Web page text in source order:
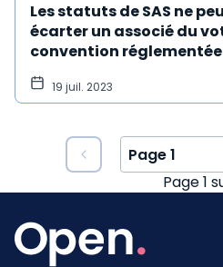
Les statuts de SAS ne
écarter un associé du
convention réglementée
19 juil. 2023
Page1